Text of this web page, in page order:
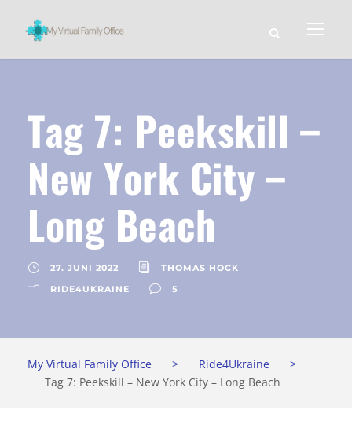
Tag 7: Peekskill –
New York City –
Long Beach
27. JUNI 2022
THOMAS HOCK
RIDE4UKRAINE
5
My Virtual Family Office > Ride4Ukraine
>
Tag 7: Peekskill – New York City – Long Beach